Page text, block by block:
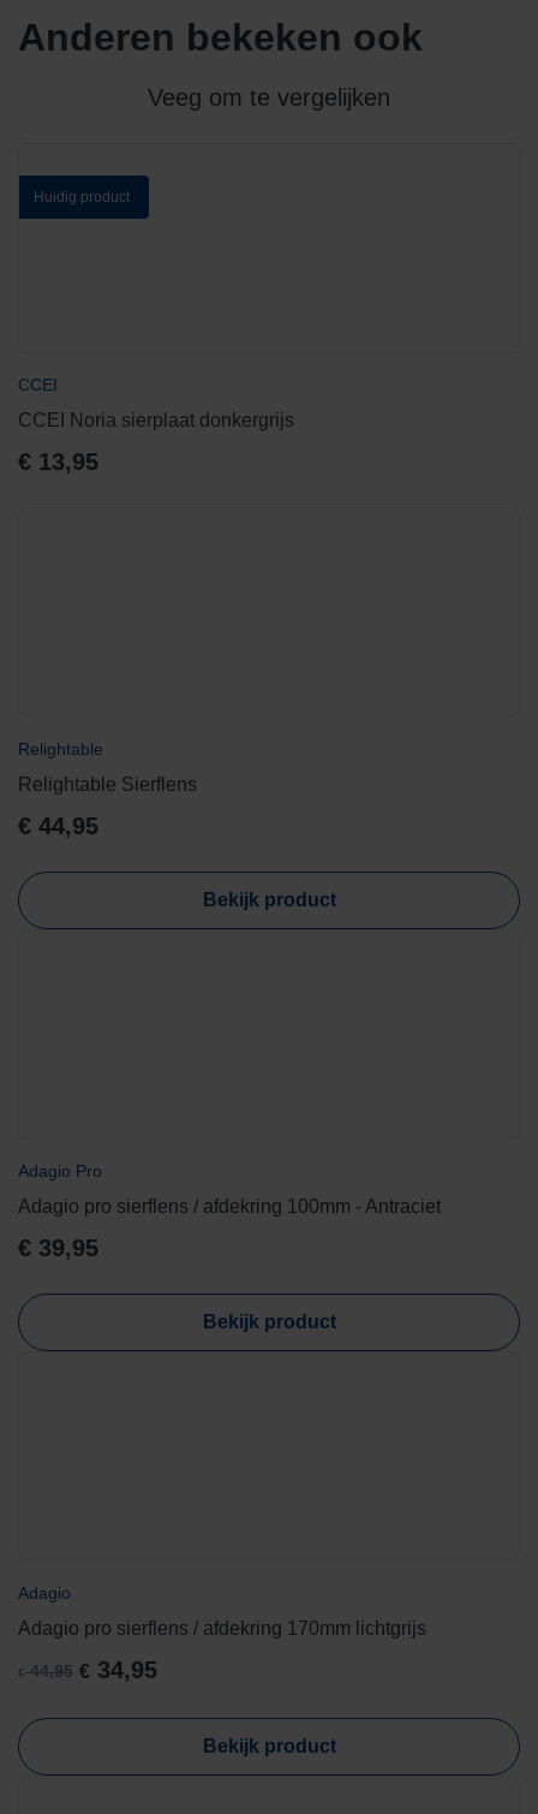
Anderen bekeken ook
Veeg om te vergelijken
Huidig product
CCEI
CCEI Noria sierplaat donkergrijs
€ 13,95
Relightable
Relightable Sierflens
€ 44,95
Bekijk product
Adagio Pro
Adagio pro sierflens / afdekring 100mm - Antraciet
€ 39,95
Bekijk product
Adagio
Adagio pro sierflens / afdekring 170mm lichtgrijs
€44,95
Oorspronkelijke
was:
€ 44,95.
€ 34,95
Huidige
is:
€ 34,95.
Bekijk product